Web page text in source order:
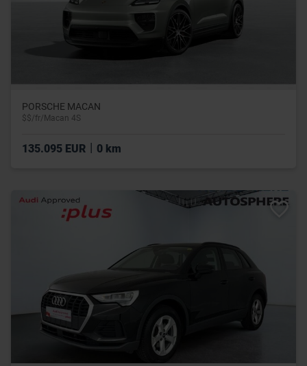
PORSCHE MACAN
$$/fr/Macan 4S
135.095 EUR 0 km